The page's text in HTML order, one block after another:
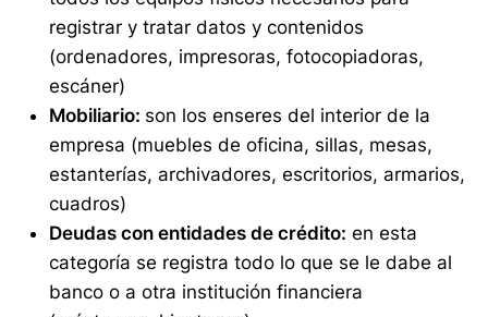
registrar y tratar datos y contenidos
(ordenadores, impresoras, fotocopiadoras,
escáner)
Mobiliario: son los enseres del interior de la
empresa (muebles de oficina, sillas, mesas,
estanterías, archivadores, escritorios, armarios,
cuadros)
Deudas con entidades de crédito: en esta
categoría se registra todo lo que se le dabe al
banco o a otra institución financiera